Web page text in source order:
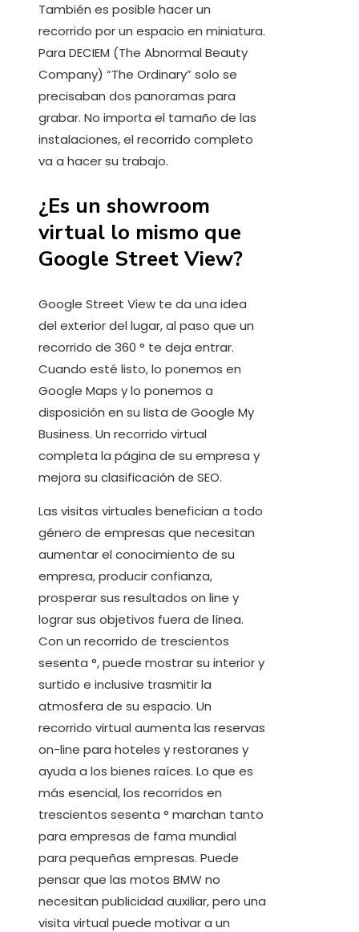
También es posible hacer un
recorrido por un espacio en miniatura.
Para DECIEM (The Abnormal Beauty
Company) “The Ordinary” solo se
precisaban dos panoramas para
grabar. No importa el tamaño de las
instalaciones, el recorrido completo
va a hacer su trabajo.
¿Es un showroom
virtual lo mismo que
Google Street View?
Google Street View te da una idea
del exterior del lugar, al paso que un
recorrido de 360 ° te deja entrar.
Cuando esté listo, lo ponemos en
Google Maps y lo ponemos a
disposición en su lista de Google My
Business. Un recorrido virtual
completa la página de su empresa y
mejora su clasificación de SEO.
Las visitas virtuales benefician a todo
género de empresas que necesitan
aumentar el conocimiento de su
empresa, producir confianza,
prosperar sus resultados on line y
lograr sus objetivos fuera de línea.
Con un recorrido de trescientos
sesenta °, puede mostrar su interior y
surtido e inclusive trasmitir la
atmosfera de su espacio. Un
recorrido virtual aumenta las reservas
on-line para hoteles y restoranes y
ayuda a los bienes raíces. Lo que es
más esencial, los recorridos en
trescientos sesenta ° marchan tanto
para empresas de fama mundial
para pequeñas empresas. Puede
pensar que las motos BMW no
necesitan publicidad auxiliar, pero una
visita virtual puede motivar a un